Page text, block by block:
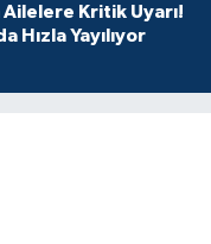
Kritik Uyarı!
Hızla Yayılıyor